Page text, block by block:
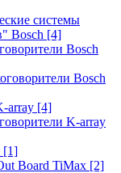
системы
Bosch [4]
Bosch
Bosch
array [4]
K-array
[1]
Board TiMax [2]